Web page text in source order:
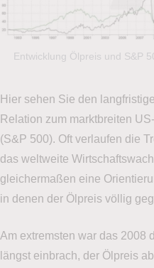
Entwicklung Ölpreis und S&P
Hier sehen Sie den
Relation zum marktbreiten
(S&P 500). Oft verlaufen die
das weltweite
gleichermaßen eine
in denen der Ölpreis völlig
Am extremsten war das 2008
längst einbrach, der Ölpreis